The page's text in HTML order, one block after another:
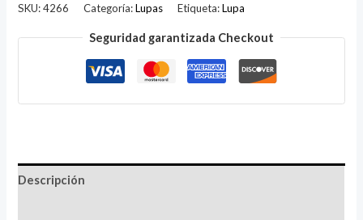
SKU:4266 Categoría:Lupas Etiqueta:Lupa
Seguridad garantizada Checkout
Descripción